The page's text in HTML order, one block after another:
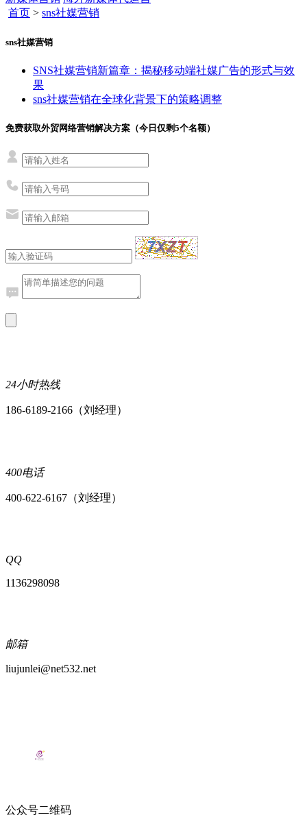
首页 > sns社媒营销
sns社媒营销
SNS社媒营销新篇章：揭秘移动端社媒广告的形式与效
果
sns社媒营销在全球化背景下的策略调整
免费获取外贸网络营销解决方案（今日仅剩5个名额）
24小时热线
186-6189-2166（刘经理）
400电话
400-622-6167（刘经理）
QQ
1136298098
邮箱
liujunlei@net532.net
公众号二维码